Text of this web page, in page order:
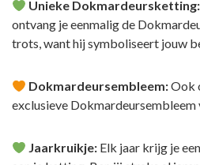
Unieke Dokmardeursketting:
ontvang je eenmalig de
trots, want hij symboliseert jouw
Dokmardeursembleem:Ook
exclusieve Dokmardeursembleem
Jaarkruikje: Elk jaar krijg je